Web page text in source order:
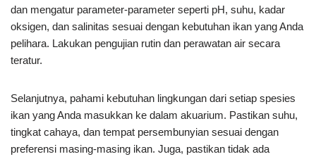
dan mengatur parameter-parameter seperti pH, suhu, kadar
oksigen, dan salinitas sesuai dengan kebutuhan ikan yang Anda
pelihara. Lakukan pengujian rutin dan perawatan air secara
teratur.
Selanjutnya, pahami kebutuhan lingkungan dari setiap spesies
ikan yang Anda masukkan ke dalam akuarium. Pastikan suhu,
tingkat cahaya, dan tempat persembunyian sesuai dengan
preferensi masing-masing ikan. Juga, pastikan tidak ada